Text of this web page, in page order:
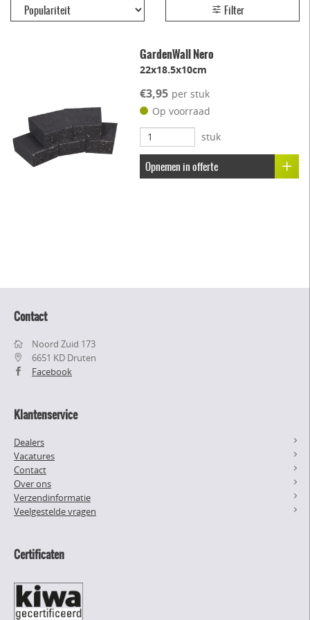
Filter
GardenWall Nero
22x18.5x10cm
€3,95 per stuk
Op voorraad
stuk
Opnemen in offerte
Contact
Noord Zuid 173
6651 KD Druten
Facebook
Klantenservice
Dealers
Vacatures
Contact
Over ons
Verzendinformatie
Veelgestelde vragen
Certificaten